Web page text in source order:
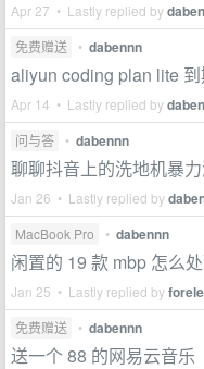
Apr 27 • Lastly replied by
免费赠送 • dabennn
aliyun coding plan lite
Apr 14 • Lastly replied by
问与答 • dabennn
聊聊抖音上的洗地机暴
Jan 26 • Lastly replied by
MacBook Pro • dabennn
闲置的 19 款 mbp 怎么
Jan 25 • Lastly replied by
免费赠送 • dabennn
送一个 88 的网易云音乐